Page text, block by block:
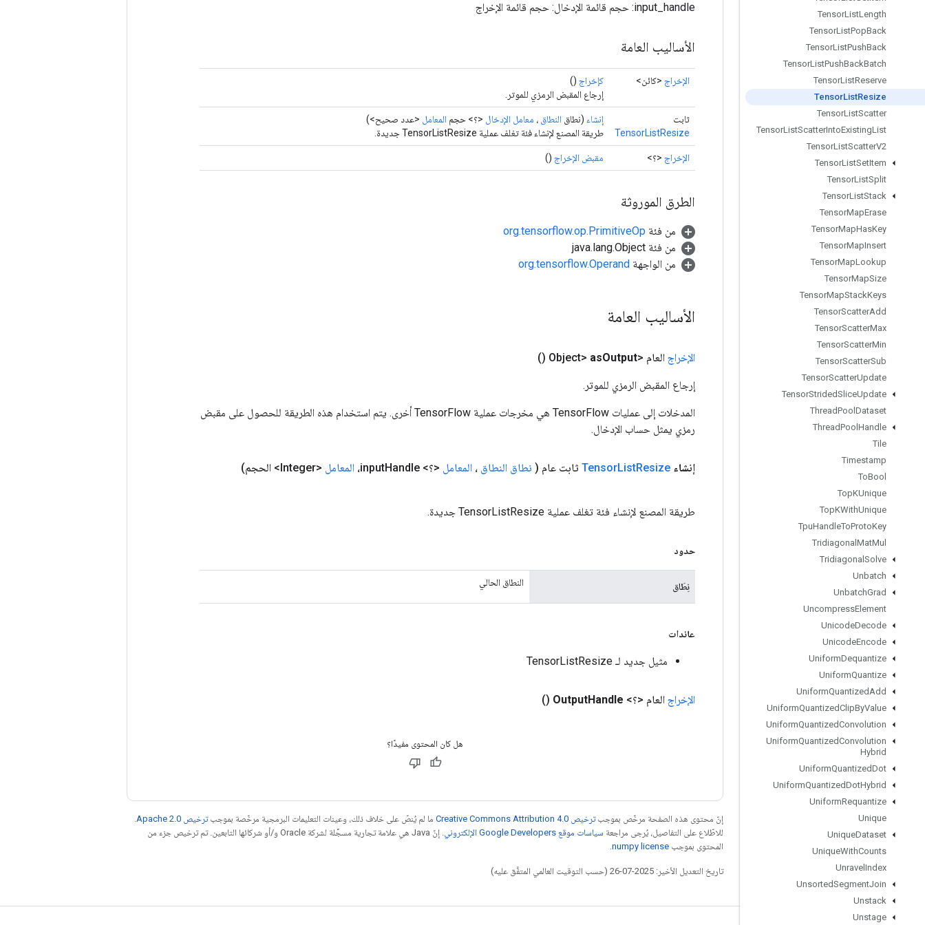
TensorListLength
TensorListPopBack
TensorListPushBack
TensorListPushBackBatch
TensorListReserve
TensorListResize
TensorListScatter
TensorListScatterIntoExistingList
TensorListScatterV2
TensorListSetItem
TensorListSplit
TensorListStack
TensorMapErase
TensorMapHasKey
TensorMapInsert
TensorMapLookup
TensorMapSize
TensorMapStackKeys
TensorScatterAdd
TensorScatterMax
TensorScatterMin
TensorScatterSub
TensorScatterUpdate
TensorStridedSliceUpdate
ThreadPool Dataset
ThreadPool Handle
Tile
Timestamp
ToBool
TopKUnique
TopKWithUnique
TpuHandleToProtoKey
Tridiagonal MatMul
Tridiagonal Solve
Unbatch
UnbatchGrad
UncompressElement
UnicodeDecode
UnicodeEncode
UniformDequantize
UniformQuantize
UniformQuantizedAdd
UniformQuantizedClipByValue
UniformQuantizedConvolution
UniformQuantizedConvolution
Hybrid
UniformQuantizedDot
UniformQuantizedDotHybrid
UniformRequantize
Unique
UniqueDataset
UniqueWithCounts
Unravel Index
UnsortedSegmentJoin
Unstack
Unstage
input_handle: حجم قائمة الإدخال: حجم قائمة الإخراج
الأساليب العامة
الإخراج <كائن> كإخراج ()
إرجاع المقبض الرمزي للموتر.
ثابت
TensorListResize
إنشاء (نطاق النطاق ، معامل الإدخال <؟> حجم المعامل <عدد صحيح>)
طريقة المصنع لإنشاء فئة تغلف عملية TensorListResize جديدة.
الإخراج <؟> مقبض الإخراج ()
الطرق الموروثة
من فئة org.tensorflow.op.PrimitiveOp
من فئة java.lang.Object
من الواجهة org.tensorflow.Operand
الأساليب العامة
الإخراج العام <Object> asOutput
()
إرجاع المقبض الرمزي للموتر.
المدخلات إلى عمليات TensorFlow هي مخرجات عملية TensorFlow أخرى. يتم استخدام هذه الطريقة للحصول على مقبض
رمزي يمثل حساب الإدخال.
إنشاء TensorListResize ثابت عام ( نطاق النطاق ، المعامل <؟> input Handle، المعامل <Integer> الحجم)
طريقة المصنع لإنشاء فئة تغلف عملية TensorListResize جديدة.
حدود
نِطَاق النطاق الحالي
عائدات
مثيل جديد لـ TensorListResize
الإخراج العام <؟> OutputHandle
()
هل كان المحتوى مفيدًا؟
إنّ محتوى هذه الصفحة مرخّص بموجبترخيص Creative Commons Attribution 4.0‏ ما لم يُنصّ على خلاف ذلك، وعينات التعليمات البرمجية مرخّصة بموجبترخيص Apache 2.0‏
للاطّلاع على التفاصيل، يُرجى مراجعة سياسات موقع Google Developers الإلكتروني
. إنّ Java هي علامة تجارية مسجَّلة لشركة Oracle و/أو شركائها التابعين. تم ترخيص جزء من
المحتوى بموجب numpy license
تاريخ التعديل الأخير: 2025-07-26 (حسب التوقيت العالمي المتفَّق عليه)